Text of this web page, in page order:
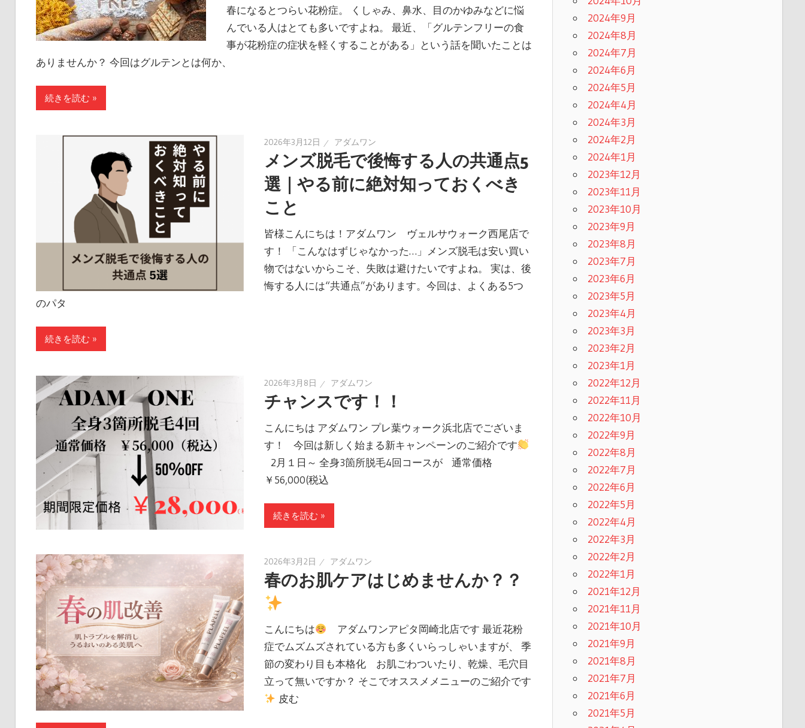
春になるとつらい花粉症。 くしゃみ、鼻水、目のかゆみなどに悩
んでいる人はとても多いですよね。 最近、「グルテンフリーの食
事が花粉症の症状を軽くすることがある」という話を聞いたことは
ありませんか？ 今回はグルテンとは何か、
続きを読む »
2026年3月12日 アダムワン
メンズ脱毛で後悔する人の共通点5
選｜やる前に絶対知っておくべき
こと
皆様こんにちは！アダムワン ヴェルサウォーク西尾店で
す！ 「こんなはずじゃなかった…」メンズ脱毛は安い買い
物ではないからこそ、失敗は避けたいですよね。 実は、後
悔する人には“共通点”があります。今回は、よくある5つ
のパタ
続きを読む »
2026年3月8日 アダムワン
チャンスです！！
こんにちは アダムワン プレ葉ウォーク浜北店でございま
す！ 今回は新しく始まる新キャンペーンのご紹介です
2月１日～ 全身3箇所脱毛4回コースが 通常価格
￥56,000(税込
続きを読む »
2026年3月2日 アダムワン
春のお肌ケアはじめませんか？？
こんにちは
アダムワンアピタ岡崎北店です 最近花粉
症でムズムズされている方も多くいらっしゃいますが、 季
節の変わり目も本格化 お肌ごわついたり、乾燥、毛穴目
立って無いですか？ そこでオススメメニューのご紹介です
皮む
2024年9月
2024年8月
2024年7月
2024年6月
2024年5月
2024年4月
2024年3月
2024年2月
2024年1月
2023年12月
2023年11月
2023年10月
2023年9月
2023年8月
2023年7月
2023年6月
2023年5月
2023年4月
2023年3月
2023年2月
2023年1月
2022年12月
2022年11月
2022年10月
2022年9月
2022年8月
2022年7月
2022年6月
2022年5月
2022年4月
2022年3月
2022年2月
2022年1月
2021年12月
2021年11月
2021年10月
2021年9月
2021年8月
2021年7月
2021年6月
2021年5月